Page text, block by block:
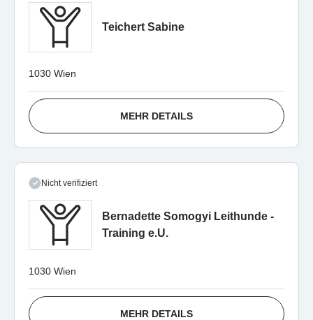
Teichert Sabine
1030 Wien
MEHR DETAILS
Nicht verifiziert
Bernadette Somogyi Leithunde -
Training e.U.
1030 Wien
MEHR DETAILS